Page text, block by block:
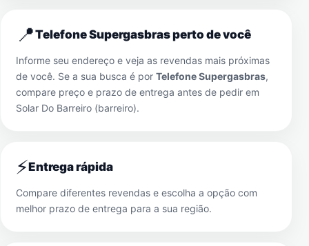
📍Telefone Supergasbras perto de você
Informe seu endereço e veja as revendas mais próximas
de você. Se a sua busca é por Telefone Supergasbras,
compare preço e prazo de entrega antes de pedir em
Solar Do Barreiro (barreiro).
⚡Entrega rápida
Compare diferentes revendas e escolha a opção com
melhor prazo de entrega para a sua região.